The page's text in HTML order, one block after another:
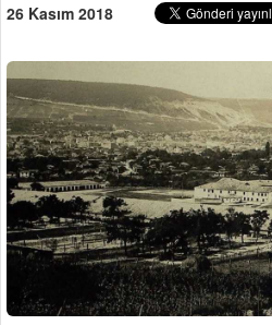
26 Kasım 2018